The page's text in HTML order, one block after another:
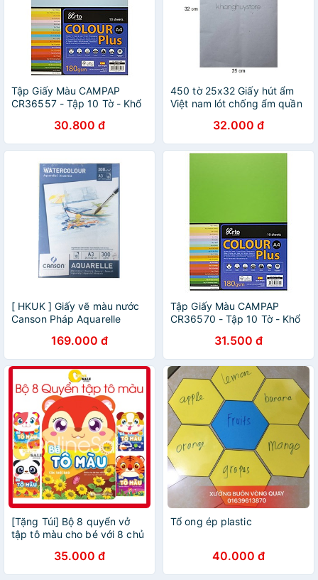
Tập Giấy Màu CAMPAP
CR36557 - Tập 10 Tờ - Khổ
30.800 đ
450 tờ 25x32 Giấy hút ẩm
Việt nam lót chống ẩm quần
32.000 đ
[ HKUK ] Giấy vẽ màu nước
Canson Pháp Aquarelle
10 tờ định lượng 300g siêu
dày vân mịn
169.000 đ
Tập Giấy Màu CAMPAP
CR36570 - Tập 10 Tờ - Khổ
31.500 đ
[Tặng Túi] Bộ 8 quyển vở
tập tô màu cho bé với 8 chủ
hình ảnh lớn Kích thước
17x24cm
35.000 đ
Tổ ong ép plastic
40.000 đ